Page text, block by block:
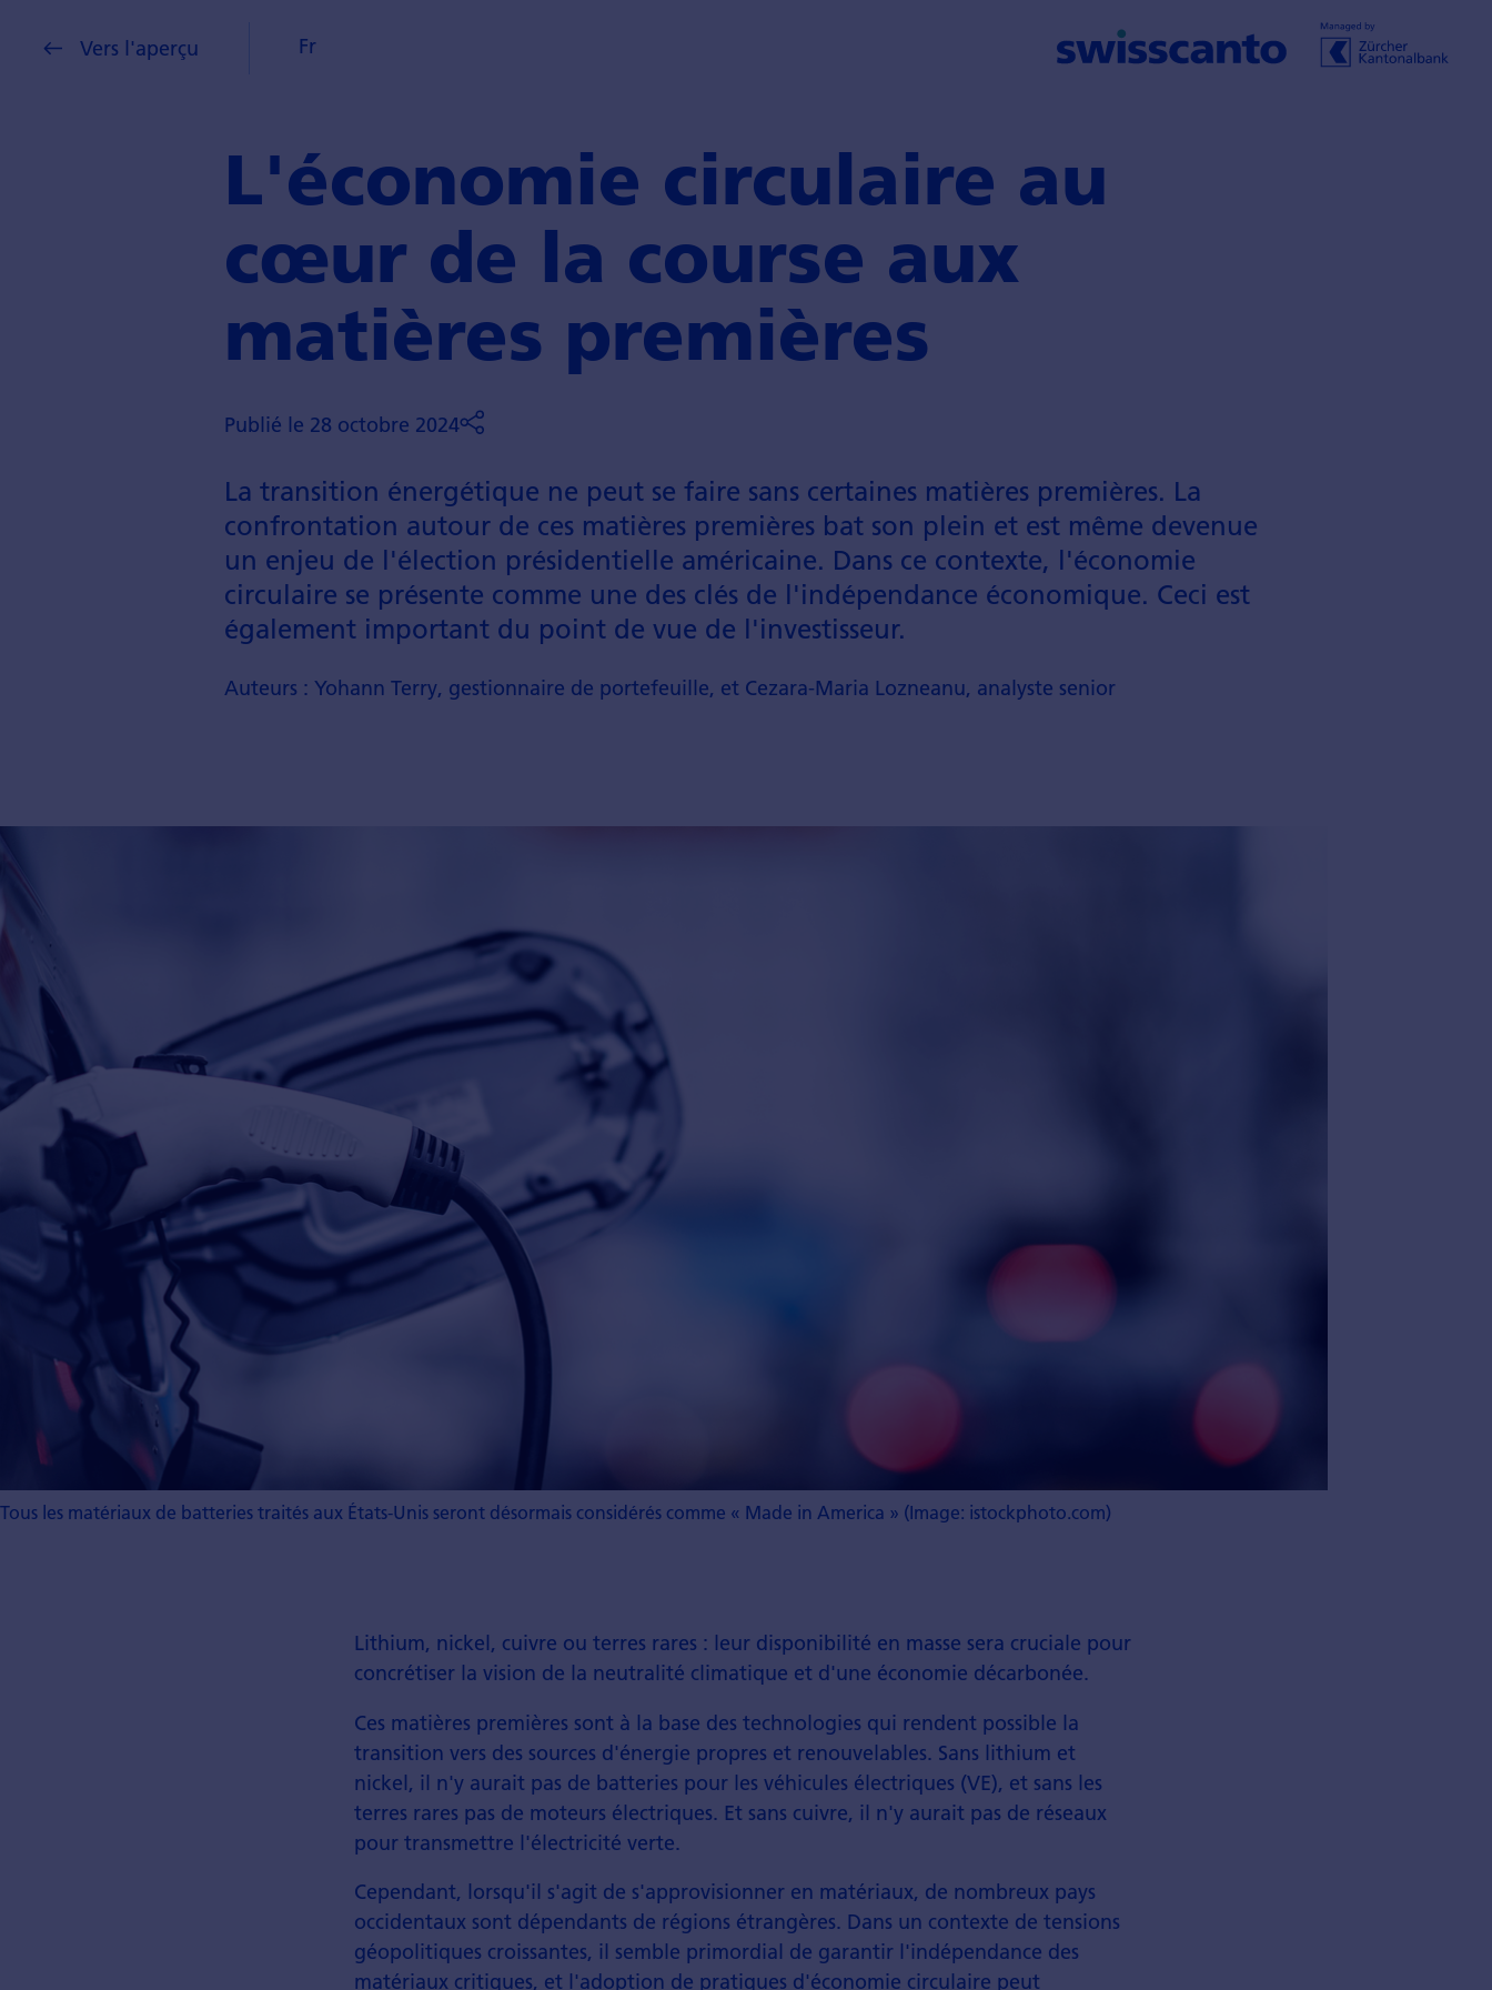
Vers l'aperçu Fr
L'économie circulaire au
cœur de la course aux
matières premières
Publié le 28 octobre 2024
La transition énergétique ne peut se faire sans certaines matières premières. La
confrontation autour de ces matières premières bat son plein et est même devenue
un enjeu de l'élection présidentielle américaine. Dans ce contexte, l'économie
circulaire se présente comme une des clés de l'indépendance économique. Ceci est
également important du point de vue de l'investisseur.
Auteurs : Yohann Terry, gestionnaire de portefeuille, et Cezara-Maria Lozneanu, analyste senior
Tous les matériaux de batteries traités aux États-Unis seront désormais considérés comme « Made in America » (Image: istockphoto.com)
Lithium, nickel, cuivre ou terres rares : leur disponibilité en masse sera cruciale pour
concrétiser la vision de la neutralité climatique et d'une économie décarbonée.
Ces matières premières sont à la base des technologies qui rendent possible la
transition vers des sources d'énergie propres et renouvelables. Sans lithium et
nickel, il n'y aurait pas de batteries pour les véhicules électriques (VE), et sans les
terres rares pas de moteurs électriques. Et sans cuivre, il n'y aurait pas de réseaux
pour transmettre l'électricité verte.
Cependant, lorsqu'il s'agit de s'approvisionner en matériaux, de nombreux pays
occidentaux sont dépendants de régions étrangères. Dans un contexte de tensions
géopolitiques croissantes, il semble primordial de garantir l'indépendance des
matériaux critiques, et l'adoption de pratiques d'économie circulaire peut